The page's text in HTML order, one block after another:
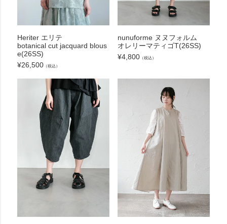
Heriter エリテ
botanical cut jacquard blous
e(26SS)
¥26,500（税込）
nunuforme ヌヌフォルム
オレリーマティゴT(26SS)
¥4,800 （税込）